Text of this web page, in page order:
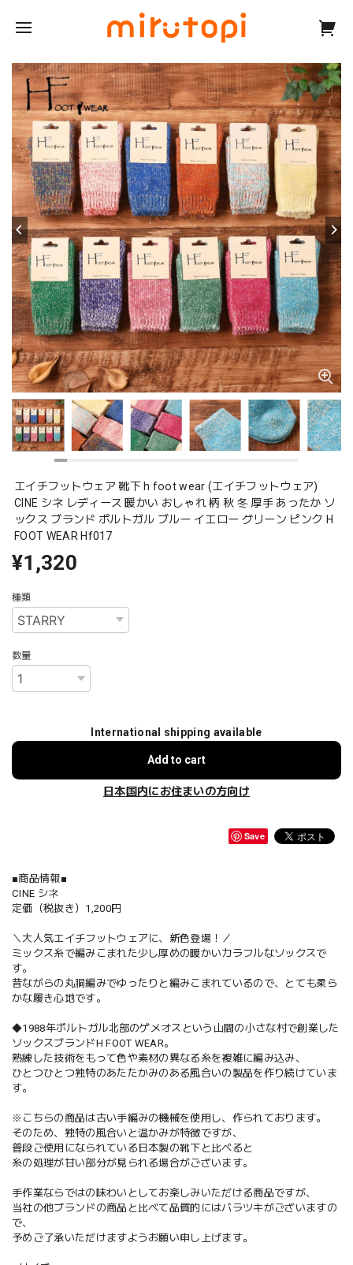
エイチフットウェア 靴下 h foot wear (エイチフットウェア)
CINE シネ レディース 暖かい おしゃれ 柄 秋 冬 厚手 あったか ソ
ックス ブランド ポルトガル ブルー イエロー グリーン ピンク H
FOOT WEAR Hf017
¥1,320
種類
数量
International shipping available
Add to cart
日本国内にお住まいの方向け
Save
■商品情報■
CINE シネ
定価（税抜き）1,200円
＼大人気エイチフットウェアに、新色登場！／
ミックス糸で編みこまれた少し厚めの暖かいカラフルなソックスで
す。
昔ながらの丸胴編みでゆったりと編みこまれているので、とても柔ら
かな履き心地です。
◆1988年ポルトガル北部のゲメオスという山間の小さな村で創業した
ソックスブランドH FOOT WEAR。
熟練した技術をもって色や素材の異なる糸を複雑に編み込み、
ひとつひとつ独特のあたたかみのある風合いの製品を作り続けていま
す。
※こちらの商品は古い手編みの機械を使用し、作られております。
そのため、独特の風合いと温かみが特徴ですが、
普段ご使用になられている日本製の靴下と比べると
糸の処理が甘い部分が見られる場合がございます。
手作業ならではの味わいとしてお楽しみいただける商品ですが、
当社の他ブランドの商品と比べて品質的にはバラツキがございますの
で、
予めご了承いただけますようお願い申し上げます。